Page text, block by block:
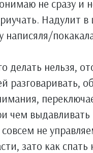
не сразу и
Надулит
написяля/
делать нельзя,
чем выдавливать
не
зато как